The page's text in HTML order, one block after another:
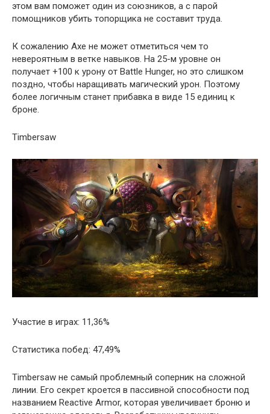
этом вам поможет один из союзников, а с парой
помощников убить топорщика не составит труда.
К сожалению Axe не может отметиться чем то
невероятным в ветке навыков. На 25-м уровне он
получает +100 к урону от Battle Hunger, но это слишком
поздно, чтобы наращивать магический урон. Поэтому
более логичным станет прибавка в виде 15 единиц к
броне.
Timbersaw
Участие в играх: 11,36%
Статистика побед: 47,49%
Timbersaw не самый проблемный соперник на сложной
линии. Его секрет кроется в пассивной способности под
названием Reactive Armor, которая увеличивает броню и